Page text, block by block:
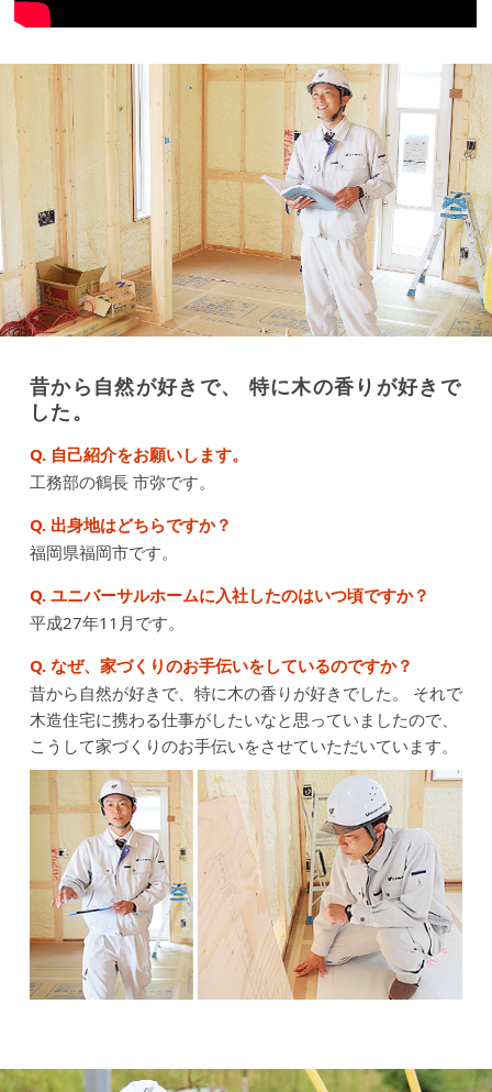
昔から自然が好きで、 特に木の香りが好きで
した。
Q. 自己紹介をお願いします。
工務部の鶴長 市弥です。
Q. 出身地はどちらですか？
福岡県福岡市です。
Q. ユニバーサルホームに入社したのはいつ頃ですか？
平成27年11月です。
Q. なぜ、家づくりのお手伝いをしているのですか？
昔から自然が好きで、特に木の香りが好きでした。
それで
木造住宅に携わる仕事がしたいなと思っていましたので、
こうして家づくりのお手伝いをさせていただいています。